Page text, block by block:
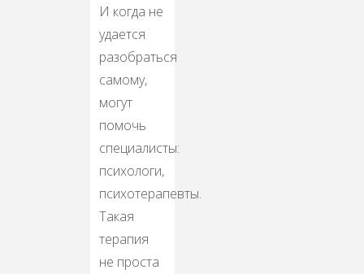
И когда не
удается
разобраться
самому,
могут
помочь
специалисты:
психологи,
психотерапевты.
Такая
терапия
не проста